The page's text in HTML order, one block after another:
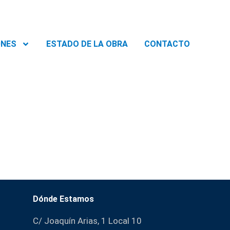
ESTADO DE LA OBRA CONTACTO
Dónde Estamos
C/ Joaquín Arias, 1 Local 10